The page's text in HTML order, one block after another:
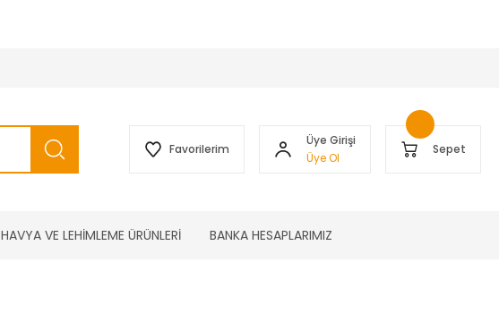
Favorilerim
Üye Girişi
Üye Ol
Sepet
HAVYA VE LEHİMLEME ÜRÜNLERİ BANKA HESAPLARIMIZ